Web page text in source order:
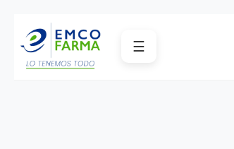
contenido
☰